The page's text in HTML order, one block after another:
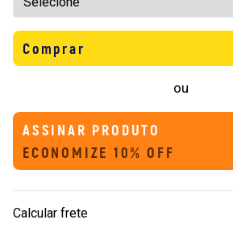
Comprar
ou
ASSINAR PRODUTO
ECONOMIZE 10% OFF
Calcular frete